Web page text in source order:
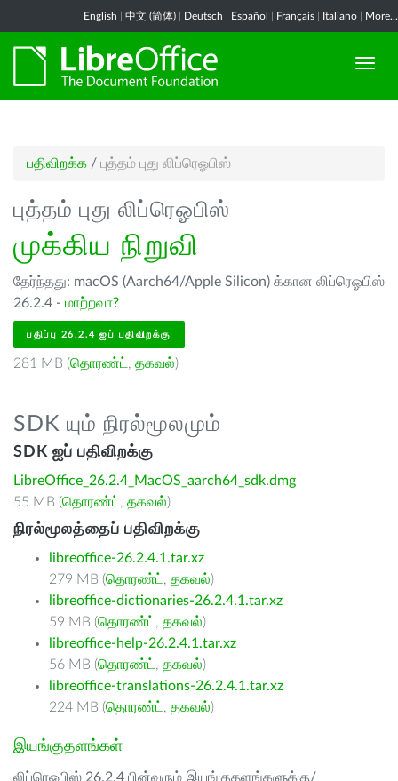
English 中文 (简体) Deutsch Español Français Italiano More...
பதிவிறக்க / புத்தம் புது லிப்ரெஓபிஸ்
புத்தம் புது லிப்ரெஓபிஸ்
முக்கிய நிறுவி
தேர்ந்தது: macOS (Aarch64/Apple Silicon) க்கான லிப்ரெஓபிஸ்
26.2.4 - மாற்றவா?
பதிப்பு 26.2.4 ஐப் பதிவிறக்கு
281 MB (தொரண்ட் , தகவல்)
SDK யும் நிரல்மூலமும்
SDK ஐப் பதிவிறக்கு
LibreOffice_26.2.4_MacOS_aarch64_sdk.dmg
55 MB (தொரண்ட் , தகவல்)
நிரல்மூலத்தைப் பதிவிறக்கு
libreoffice-26.2.4.1.tar.xz
279 MB (தொரண்ட் , தகவல்)
libreoffice-dictionaries-26.2.4.1.tar.xz
59 MB (தொரண்ட் , தகவல்)
libreoffice-help-26.2.4.1.tar.xz
56 MB (தொரண்ட் , தகவல்)
libreoffice-translations-26.2.4.1.tar.xz
224 MB (தொரண்ட் , தகவல்)
இயங்குதளங்கள்
லிப்ரெஓபிஸ் 26.2.4 பின்வரும் இயங்குதளங்களுக்கு/